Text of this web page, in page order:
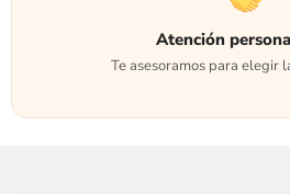
Atención
Te asesoramos para elegir